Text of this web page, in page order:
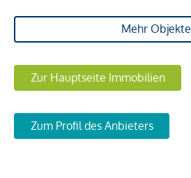
Mehr Objekte
Zur Hauptseite Immobilien
Zum Profil des Anbieters